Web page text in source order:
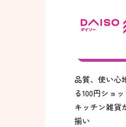
品質、使い心
る100円ショッ
キッチン雑貨
揃い